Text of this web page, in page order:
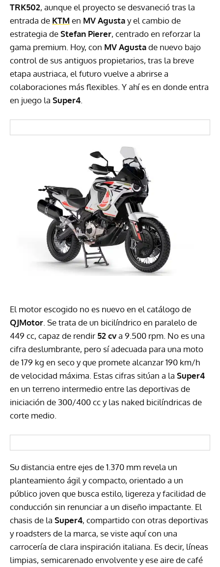
TRK502, aunque el proyecto se desvaneció tras la
entrada de KTM en MV Agustay el cambio de
estrategia deStefan Pierer, centrado en reforzar la
gama premium. Hoy, con MV Agustade nuevo bajo
control de sus antiguos propietarios, tras la breve
etapa austriaca, el futuro vuelve a abrirse a
colaboraciones más flexibles. Y ahí es en donde entra
en juego la Super4.
El motor escogido no es nuevo en el catálogo de
QJMotor . Se trata de un bicilíndrico en paralelo de
449 cc, capaz de rendir 52 cva 9.500 rpm. No es una
cifra deslumbrante, pero sí adecuada para una moto
de 179 kg en seco y que promete alcanzar 190 km/h
de velocidad máxima. Estas cifras sitúan a la Super4
en un terreno intermedio entre las deportivas de
iniciación de 300/400 cc y las naked bicilíndricas de
corte medio.
Su distancia entre ejes de 1.370 mm revela un
planteamiento ágil y compacto, orientado a un
público joven que busca estilo, ligereza y facilidad de
conducción sin renunciar a un diseño impactante. El
chasis de la Super4, compartido con otras deportivas
y roadsters de la marca, se viste aquí con una
carrocería de clara inspiración italiana. Es decir, líneas
limpias, semicarenado envolvente y ese aire de café